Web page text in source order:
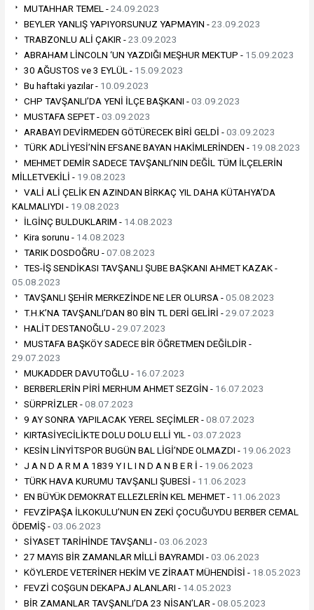
MUTAHHAR TEMEL -24.09.2023
BEYLER YANLIŞ YAPIYORSUNUZ YAPMAYIN -23.09.2023
TRABZONLU ALİ ÇAKIR -23.09.2023
ABRAHAM LİNCOLN ‘UN YAZDIĞI MEŞHUR MEKTUP - 15.09.2023
30 AĞUSTOS ve 3 EYLÜL - 15.09.2023
Bu haftaki yazılar - 10.09.2023
CHP TAVŞANLI’DA YENİ İLÇE BAŞKANI -03.09.2023
MUSTAFA SEPET -03.09.2023
ARABAYI DEVİRMEDEN GÖTÜRECEK BİRİ GELDİ -03.09.2023
TÜRK ADLİYESİ’NİN EFSANE BAYAN HAKİMLERİNDEN - 19.08.2023
MEHMET DEMİR SADECE TAVŞANLI’NIN DEĞİL TÜM İLÇELERİN
MİLLETVEKİLİ - 19.08.2023
VALİ ALİ ÇELİK EN AZINDAN BİRKAÇ YIL DAHA KÜTAHYA’DA
KALMALIYDI - 19.08.2023
İLGİNÇ BULDUKLARIM - 14.08.2023
Kira sorunu - 14.08.2023
TARIK DOSDOĞRU -07.08.2023
TES-İŞ SENDİKASI TAVŞANLI ŞUBE BAŞKANI AHMET KAZAK -
05.08.2023
TAVŞANLI ŞEHİR MERKEZİNDE NE LER OLURSA -05.08.2023
T.H.K’NA TAVŞANLI’DAN 80 BİN TL DERİ GELİRİ -29.07.2023
HALİT DESTANOĞLU -29.07.2023
MUSTAFA BAŞKÖY SADECE BİR ÖĞRETMEN DEĞİLDİR -
29.07.2023
MUKADDER DAVUTOĞLU - 16.07.2023
BERBERLERİN PİRİ MERHUM AHMET SEZGİN - 16.07.2023
SÜRPRİZLER -08.07.2023
9 AY SONRA YAPILACAK YEREL SEÇİMLER -08.07.2023
KIRTASİYECİLİKTE DOLU DOLU ELLİ YIL -03.07.2023
KESİN LİNYİTSPOR BUGÜN BAL LİGİ’NDE OLMAZDI - 19.06.2023
J A N D A R M A 1839 Y I L I N D A N B E R İ - 19.06.2023
TÜRK HAVA KURUMU TAVŞANLI ŞUBESİ - 11.06.2023
EN BÜYÜK DEMOKRAT ELLEZLERİN KEL MEHMET - 11.06.2023
FEVZİPAŞA İLKOKULU’NUN EN ZEKİ ÇOCUĞUYDU BERBER CEMAL
ÖDEMİŞ -03.06.2023
SİYASET TARİHİNDE TAVŞANLI -03.06.2023
27 MAYIS BİR ZAMANLAR MİLLİ BAYRAMDI -03.06.2023
KÖYLERDE VETERİNER HEKİM VE ZİRAAT MÜHENDİSİ - 18.05.2023
FEVZİ COŞGUN DEKAPAJ ALANLARI - 14.05.2023
BİR ZAMANLAR TAVŞANLI’DA 23 NİSAN’LAR -08.05.2023